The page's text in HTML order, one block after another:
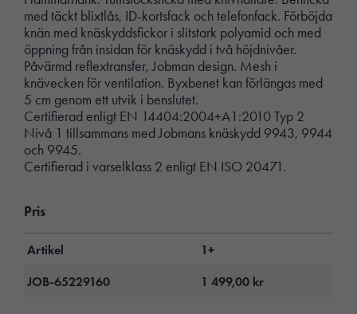
med täckt blixtlås, ID-kortsfack och telefonfack. Förböjda
knän med knäskyddsfickor i slitstark polyamid och med
öppning från insidan för knäskydd i två höjdnivåer.
Påvärmd reflextransfer, Jobman design. Mesh i
knävecken för ventilation. Byxbenet kan förlängas med
5 cm genom ett utvik i benslutet.
Certifierad enligt EN 14404:2004+A1:2010 Typ 2
Nivå 1 tillsammans med Jobmans knäskydd 9943, 9944
och 9945.
Certifierad i varselklass 2 enligt EN ISO 20471.
Pris
Artikel
1+
JOB-65229160
1 499,00 kr